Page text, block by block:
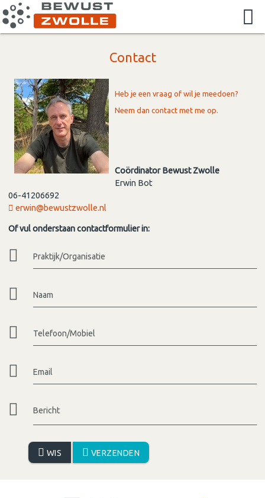
Contact
Heb je een vraag of wil je meedoen?
Neem dan contact met me op.
Coördinator Bewust Zwolle
Erwin Bot
06-41206692
erwin@bewustzwolle.nl
Of vul onderstaan contactformulier in:
Praktijk/Organisatie
Naam
Telefoon/Mobiel
Email
Bericht
WIS VERZENDEN